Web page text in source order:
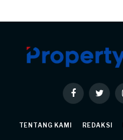
FacebookTwitter
TENTANG KAMI REDAKSI